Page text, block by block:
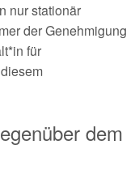
nur stationär
der Genehmigung
für
dem